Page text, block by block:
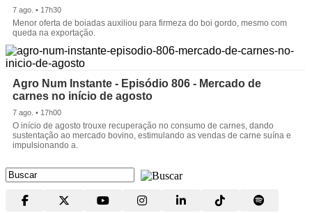
7 ago. • 17h30
Menor oferta de boiadas auxiliou para firmeza do boi gordo, mesmo com
queda na exportação.
Agro Num Instante - Episódio 806 - Mercado de
carnes no início de agosto
7 ago. • 17h00
O início de agosto trouxe recuperação no consumo de carnes, dando
sustentação ao mercado bovino, estimulando as vendas de carne suína e
impulsionando a.